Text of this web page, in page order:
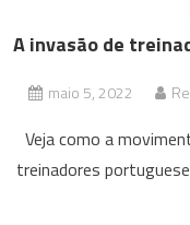
A invasão de
maio 5, 2022
Veja como a
treinadores